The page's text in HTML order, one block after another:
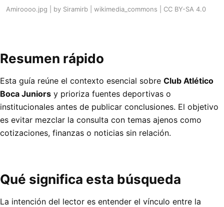
Amiroooo.jpg | by Siramirb | wikimedia_commons | CC BY-SA 4.0
Resumen rápido
Esta guía reúne el contexto esencial sobre Club Atlético
Boca Juniors y prioriza fuentes deportivas o
institucionales antes de publicar conclusiones. El objetivo
es evitar mezclar la consulta con temas ajenos como
cotizaciones, finanzas o noticias sin relación.
Qué significa esta búsqueda
La intención del lector es entender el vínculo entre la